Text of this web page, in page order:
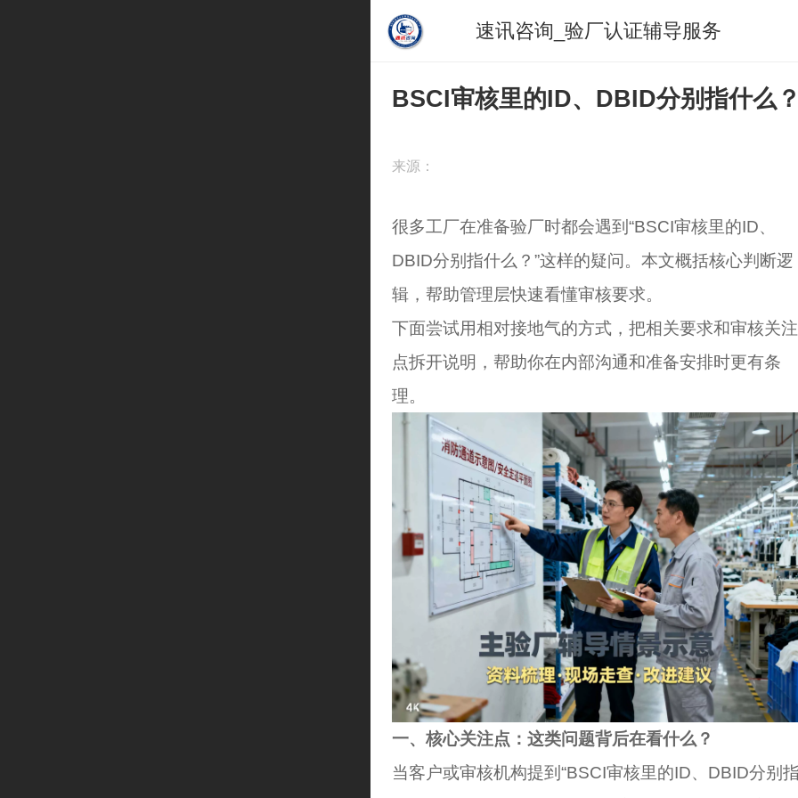
速讯咨询_验厂认证辅导服务
BSCI审核里的ID、DBID分别指什么
来源：
很多工厂在准备验厂时都会遇到“BSCI审核里的ID、
DBID分别指什么？”这样的疑问。本文概括核心判断逻
辑，帮助管理层快速看懂审核要求。
下面尝试用相对接地气的方式，把相关要求和审核关注
点拆开说明，帮助你在内部沟通和准备安排时更有条
理。
一、核心关注点：这类问题背后在看什么？
当客户或审核机构提到“BSCI审核里的ID、DBID分别